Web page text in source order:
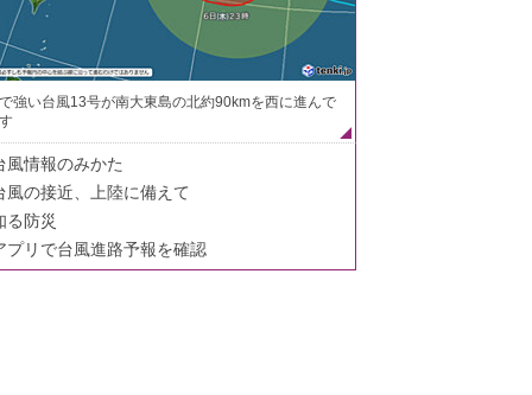
強い台風13号が南大東島の北約90kmを西に進んで
風情報のみかた
風の接近、上陸に備えて
る防災
プリで台風進路予報を確認